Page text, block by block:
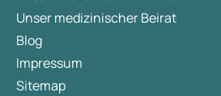
Unser medizinischer Beirat
Blog
Impressum
Sitemap